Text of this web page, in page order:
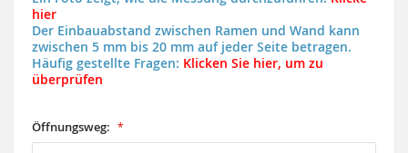
hier
Der Einbauabstand zwischen Ramen und Wand kann
zwischen 5 mm bis 20 mm auf jeder Seite betragen.
Häufig gestellte Fragen: Klicken Sie hier, um zu
überprüfen
Öffnungsweg: